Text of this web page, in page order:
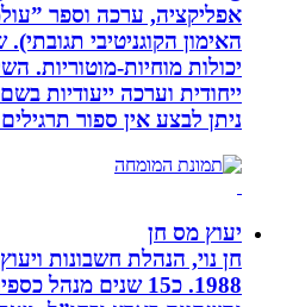
אפליקציה, ערכה וספר
האימון הקוגניטיבי תגובתי).
יכולות מוחיות-מוטוריות.
ניתן לבצע אין ספור תרגילים
יעוץ מס חן
חן נוי, הנהלת חשבונות ויעוץ
1988. כ15 שנים מנהל